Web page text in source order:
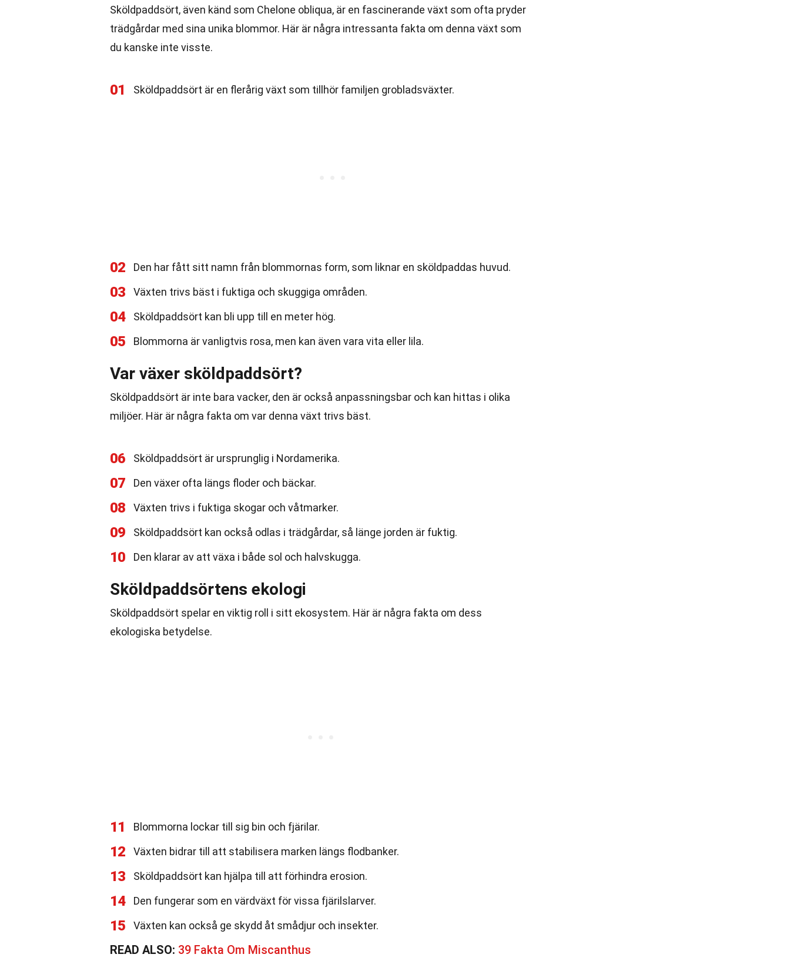
Sköldpaddsört, även känd som Chelone obliqua, är en fascinerande växt som ofta pryder
trädgårdar med sina unika blommor. Här är några intressanta fakta om denna växt som
du kanske inte visste.
01 Sköldpaddsört är en flerårig växt som tillhör familjen grobladsväxter.
02 Den har fått sitt namn från blommornas form, som liknar en sköldpaddas huvud.
03 Växten trivs bäst i fuktiga och skuggiga områden.
04 Sköldpaddsört kan bli upp till en meter hög.
05 Blommorna är vanligtvis rosa, men kan även vara vita eller lila.
Var växer sköldpaddsört?
Sköldpaddsört är inte bara vacker, den är också anpassningsbar och kan hittas i olika
miljöer. Här är några fakta om var denna växt trivs bäst.
06 Sköldpaddsört är ursprunglig i Nordamerika.
07 Den växer ofta längs floder och bäckar.
08 Växten trivs i fuktiga skogar och våtmarker.
09 Sköldpaddsört kan också odlas i trädgårdar, så länge jorden är fuktig.
10 Den klarar av att växa i både sol och halvskugga.
Sköldpaddsörtens ekologi
Sköldpaddsört spelar en viktig roll i sitt ekosystem. Här är några fakta om dess
ekologiska betydelse.
11 Blommorna lockar till sig bin och fjärilar.
12 Växten bidrar till att stabilisera marken längs flodbanker.
13 Sköldpaddsört kan hjälpa till att förhindra erosion.
14 Den fungerar som en värdväxt för vissa fjärilslarver.
15 Växten kan också ge skydd åt smådjur och insekter.
READ ALSO: 39 Fakta Om Miscanthus